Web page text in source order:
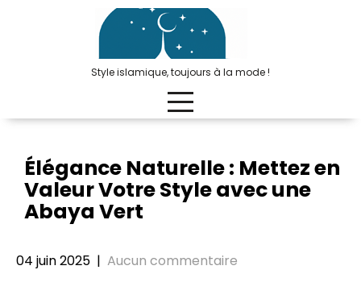
Style islamique, toujours à la mode !
Élégance Naturelle : Mettez en
Valeur Votre Style avec une
Abaya Vert
04 juin 2025 | Aucun commentaire